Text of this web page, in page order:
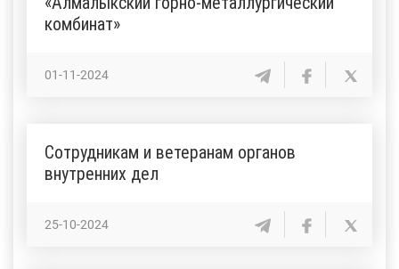
комбинат»
01-11-2024
Сотрудникам и ветеранам органов
внутренних дел
25-10-2024